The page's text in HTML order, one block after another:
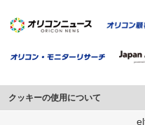
クッキーの使用について
このサイトでは Cookie を使用し